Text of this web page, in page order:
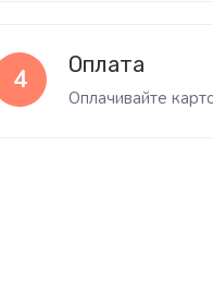
4 Оплата
Оплачивайте